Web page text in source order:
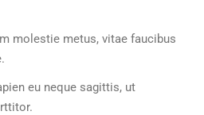
molestie metus, vitae faucibus
eu neque sagittis, ut